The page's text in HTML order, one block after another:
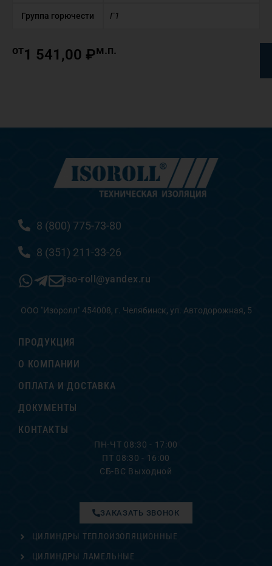
Группа горючести Г1
от1 541,00 ₽м.п.
8 (800) 775-73-80
8 (351) 211-33-26
iso-roll@yandex.ru
ООО "Изоролл" 454008, г. Челябинск, ул. Автодорожная, 5
ПРОДУКЦИЯ
О КОМПАНИИ
ОПЛАТА И ДОСТАВКА
ДОКУМЕНТЫ
КОНТАКТЫ
ПН-ЧТ 08:30 - 17:00
ПТ 08:30 - 16:00
СБ-ВС Выходной
ЦИЛИНДРЫ ТЕПЛОИЗОЛЯЦИОННЫЕ
ЦИЛИНДРЫ ЛАМЕЛЬНЫЕ
ЗАКАЗАТЬ ЗВОНОК